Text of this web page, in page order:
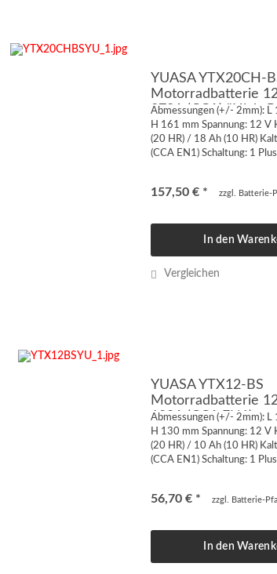
YUASA YTX20CH-
Motorradbatterie
270A (CCA) "High-
Abmessungen (+/- 2mm): L
H 161 mm Spannung: 12 V
(20 HR) / 18 Ah (10 HR)
(CCA EN1) Schaltung: 1
157,50 € * zzgl. Batterie-
In den
Vergleichen
YUASA YTX12-BS
Motorradbatterie
180A (CCA EN1)
Abmessungen (+/- 2mm): L
H 130 mm Spannung: 12 V
(20 HR) / 10 Ah (10 HR)
(CCA EN1) Schaltung: 1
56,70 € * zzgl. Batterie-
In den